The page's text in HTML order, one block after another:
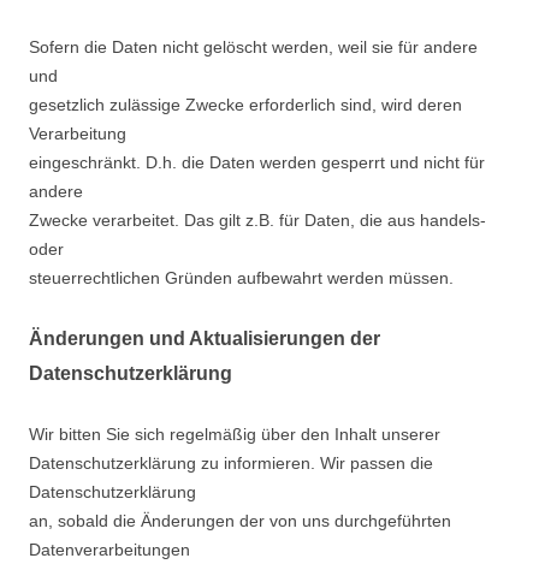
Sofern die Daten nicht gelöscht werden, weil sie für andere
und
gesetzlich zulässige Zwecke erforderlich sind, wird deren
Verarbeitung
eingeschränkt. D.h. die Daten werden gesperrt und nicht für
andere
Zwecke verarbeitet. Das gilt z.B. für Daten, die aus handels-
oder
steuerrechtlichen Gründen aufbewahrt werden müssen.
Änderungen und Aktualisierungen der
Datenschutzerklärung
Wir bitten Sie sich regelmäßig über den Inhalt unserer
Datenschutzerklärung zu informieren. Wir passen die
Datenschutzerklärung
an, sobald die Änderungen der von uns durchgeführten
Datenverarbeitungen